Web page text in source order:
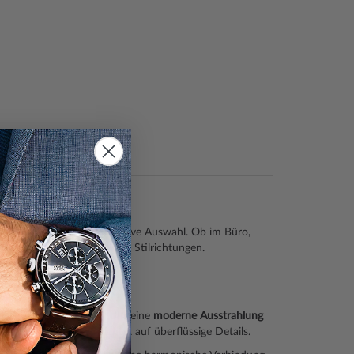
Kollektion eine attraktive Auswahl. Ob im Büro,
und passen zu vielen Stilrichtungen.
Form verleiht der Uhr eine moderne Ausstrahlung
und verzichtet auf überflüssige Details.